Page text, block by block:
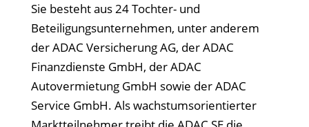
Sie besteht aus 24 Tochter- und
Beteiligungsunternehmen, unter anderem
der ADAC Versicherung AG, der ADAC
Finanzdienste GmbH, der ADAC
Autovermietung GmbH sowie der ADAC
Service GmbH. Als wachstumsorientierter